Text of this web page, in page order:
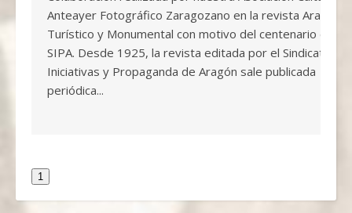
Anteayer Fotográfico Zaragozano en la revista Aragón
Turístico y Monumental con motivo del centenario del
SIPA. Desde 1925, la revista editada por el Sindicato de
Iniciativas y Propaganda de Aragón sale publicada
periódica...
1